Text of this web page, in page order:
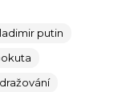
putin